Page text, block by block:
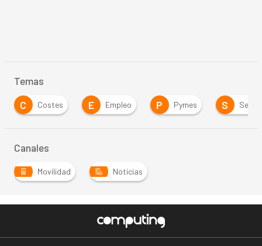
Temas
Costes Empleo Pymes Seguridad
Canales
Movilidad Noticias